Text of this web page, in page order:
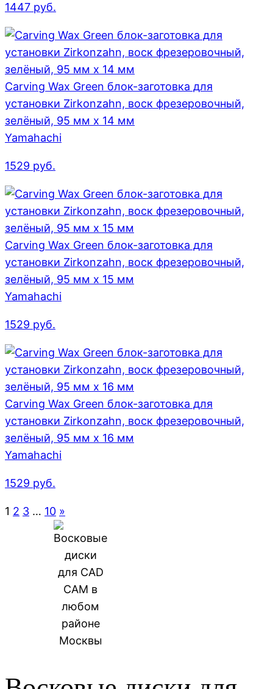
1447 руб.
Carving Wax Green блок-заготовка для
установки Zirkonzahn, воск фрезеровочный,
зелёный, 95 мм x 14 мм
Yamahachi
1529 руб.
Carving Wax Green блок-заготовка для
установки Zirkonzahn, воск фрезеровочный,
зелёный, 95 мм x 15 мм
Yamahachi
1529 руб.
Carving Wax Green блок-заготовка для
установки Zirkonzahn, воск фрезеровочный,
зелёный, 95 мм x 16 мм
Yamahachi
1529 руб.
1 2 3 … 10 »